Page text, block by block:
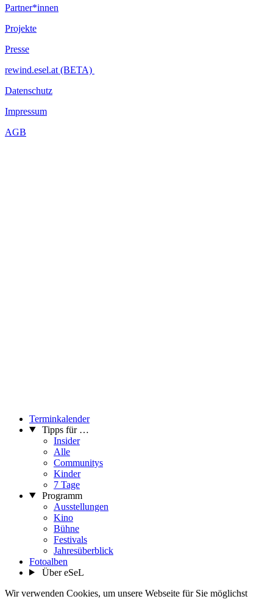
Partner*innen
Projekte
Presse
rewind.esel.at (BETA)
Datenschutz
Impressum
AGB
Terminkalender
Tipps für …
Insider
Alle
Communitys
Kinder
7 Tage
Programm
Ausstellungen
Kino
Bühne
Festivals
Jahresüberblick
Fotoalben
Über eSeL
Wir verwenden Cookies, um unsere Webseite für Sie möglichst